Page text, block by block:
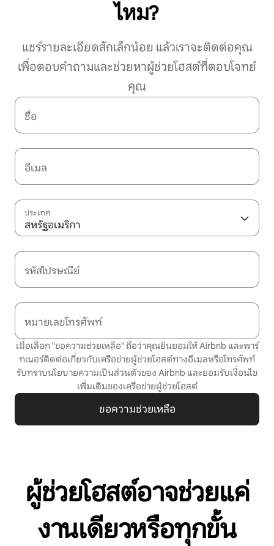
ไหม?
แชร์รายละเอียดสักเล็กน้อย แล้วเราจะติดต่อคุณ
เพื่อตอบคำถามและช่วยหาผู้ช่วยโฮสต์ที่ตอบโจทย์
คุณ
ชื่อ
อีเมล
ประเทศ
สหรัฐอเมริกา
รหัสไปรษณีย์
หมายเลขโทรศัพท์
เมื่อเลือก "ขอความช่วยเหลือ" ถือว่าคุณยินยอมให้ Airbnb และพาร์
ทเนอร์ติดต่อเกี่ยวกับเครือข่ายผู้ช่วยโฮสต์ทางอีเมลหรือโทรศัพท์
รับทราบนโยบายความเป็นส่วนตัวของ Airbnb และยอมรับเงื่อนไข
เพิ่มเติมของเครือข่ายผู้ช่วยโฮสต์
ขอความช่วยเหลือ
ผู้ช่วยโฮสต์อาจช่วยแค่
งานเดียวหรือทุกขั้น